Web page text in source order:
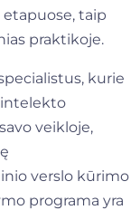
taip
praktikoje.
kurie
veikloje,
verslo kūrimo
programa yra